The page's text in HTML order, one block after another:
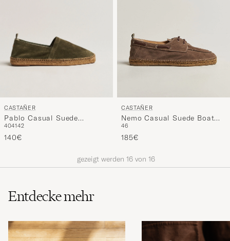
CASTAÑER
Pablo Casual Suede
Espadrilles Verde Bosque
404142
140€
CASTAÑER
Nemo Casual Suede Boat
Shoe Topo
46
185€
gezeigt werden 16 von 16
Entdecke mehr